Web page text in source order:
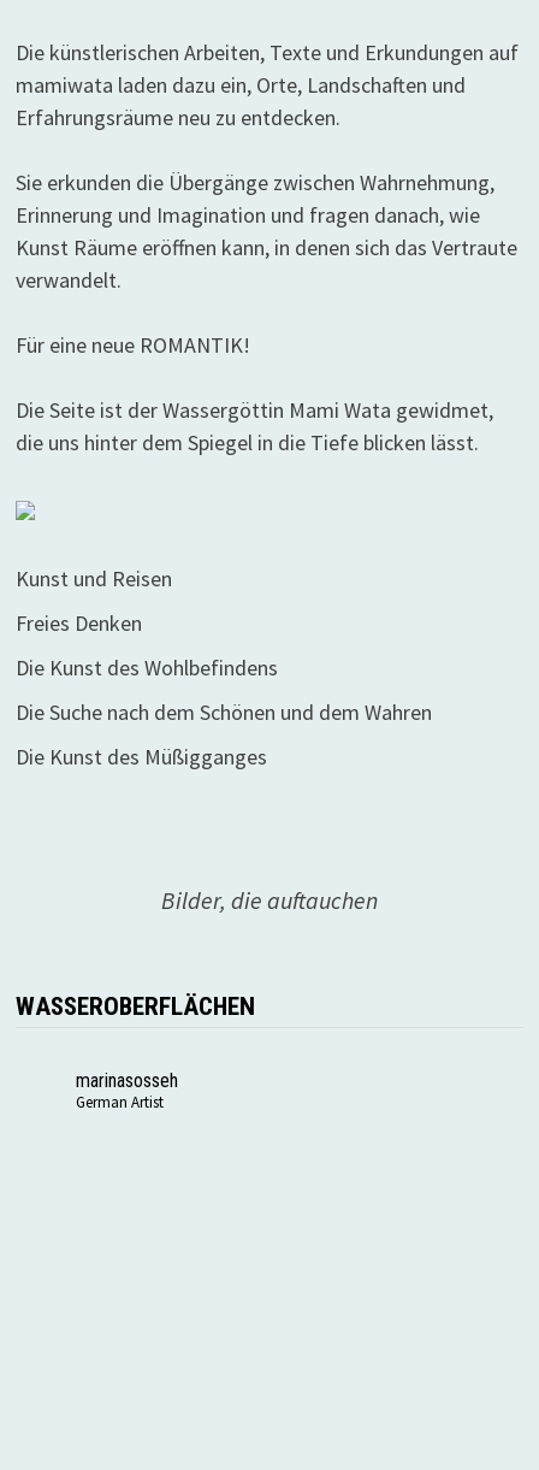
Die künstlerischen Arbeiten, Texte und Erkundungen auf
mamiwata laden dazu ein, Orte, Landschaften und
Erfahrungsräume neu zu entdecken.
Sie erkunden die Übergänge zwischen Wahrnehmung,
Erinnerung und Imagination und fragen danach, wie
Kunst Räume eröffnen kann, in denen sich das Vertraute
verwandelt.
Für eine neue ROMANTIK!
Die Seite ist der Wassergöttin Mami Wata gewidmet,
die uns hinter dem Spiegel in die Tiefe blicken lässt.
Kunst und Reisen
Freies Denken
Die Kunst des Wohlbefindens
Die Suche nach dem Schönen und dem Wahren
Die Kunst des Müßigganges
Bilder, die auftauchen
WASSEROBERFLÄCHEN
marinasosseh
German Artist